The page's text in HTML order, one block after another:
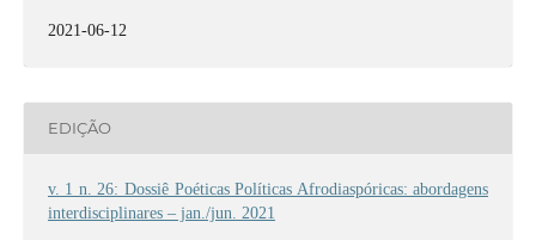
2021-06-12
EDIÇÃO
v. 1 n. 26: Dossiê Poéticas Políticas Afrodiaspóricas: abordagens
interdisciplinares – jan./jun. 2021